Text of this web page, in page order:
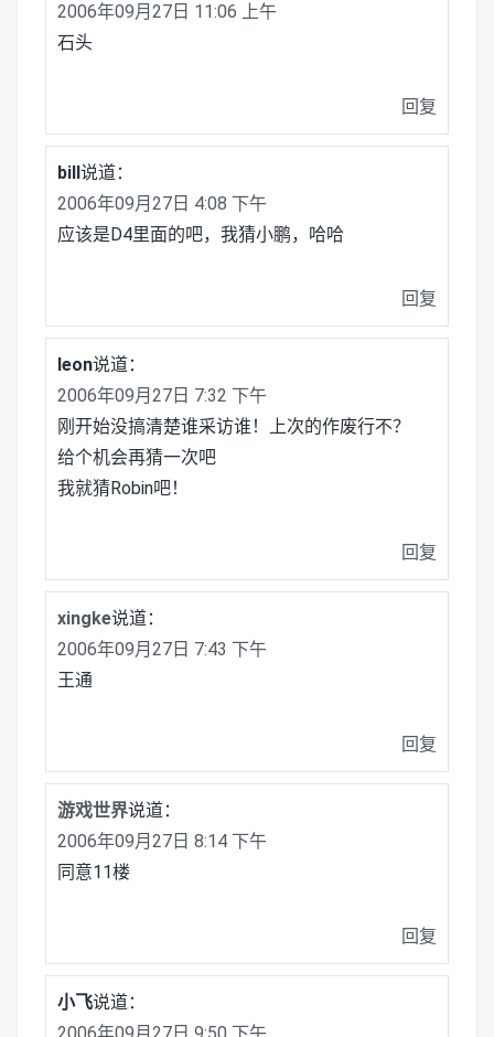
2006年09月27日 11:06 上午
石头
回复
bill说道：
2006年09月27日 4:08 下午
应该是D4里面的吧，我猜小鹏，哈哈
回复
leon说道：
2006年09月27日 7:32 下午
刚开始没搞清楚谁采访谁！上次的作废行不？
给个机会再猜一次吧
我就猜Robin吧！
回复
xingke说道：
2006年09月27日 7:43 下午
王通
回复
游戏世界说道：
2006年09月27日 8:14 下午
同意11楼
回复
小飞说道：